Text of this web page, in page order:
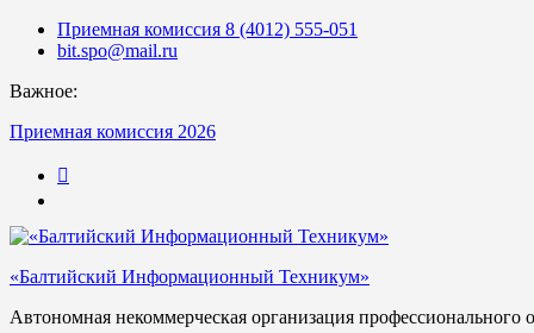
Skip
Приемная комиссия 8 (4012) 555-051
bit.spo@mail.ru
Важное:
Приемная комиссия 2026
«Балтийский Информационный Техникум»
Автономная некоммерческая организация профессионального